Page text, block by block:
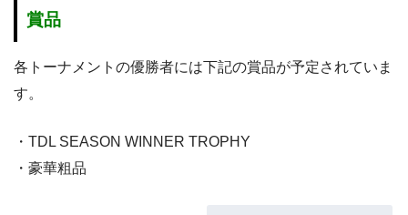
賞品
各トーナメントの優勝者には下記の賞品が予定されていま
す。
・TDL SEASON WINNER TROPHY
・豪華粗品